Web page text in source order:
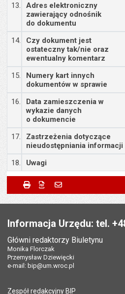
13.
Adres elektroniczny
zawierający odnośnik
do dokumentu
14.
Czy dokument jest
ostateczny tak/nie oraz
ewentualny komentarz
15.
Numery kart innych
dokumentów w sprawie
16.
Data zamieszczenia w
wykazie danych
o dokumencie
17.
Zastrzeżenia dotyczące
nieudostępniania informacji
18.
Uwagi
Metryczka
Odpowiedzialny za treść:
Liczba wyświetleń:
Powiadom znajomego
Powiadom znajomego
Twoje imię i nazwisko
Twój adres e-mail Pole
Tytuł e-mailaPole wymagane
*
Adres e-mail znajomego
Drukuj Zapisz do PDF
Informacja Urzędu: tel.
Główni redaktorzy Biuletynu
Monika Florczak
Przemysław Dziewięcki
e-mail: bip@um.wroc.pl
Zespół redakcyjny BIP